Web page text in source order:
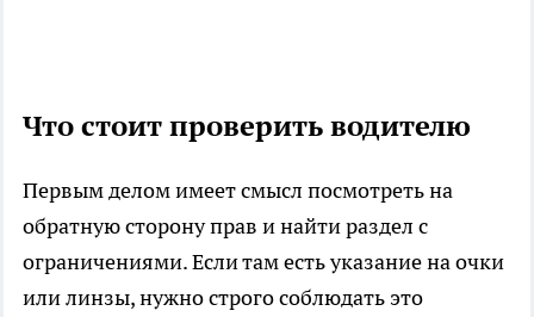
Что стоит проверить водителю
Первым делом имеет смысл посмотреть на
обратную сторону прав и найти раздел с
ограничениями. Если там есть указание на очки
или линзы, нужно строго соблюдать это